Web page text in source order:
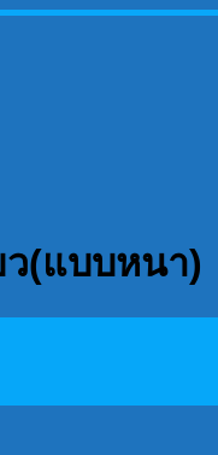
ว(แบบหนา)